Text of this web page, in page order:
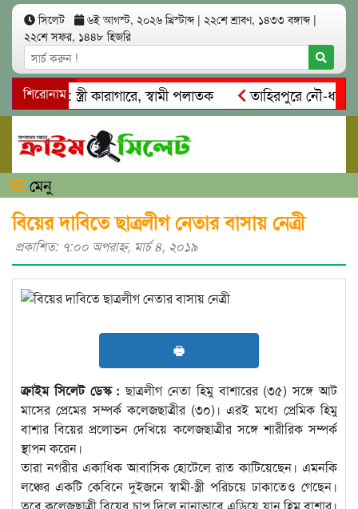
সিলেট ৬ই আগস্ট, ২০২৬ খ্রিস্টাব্দ | ২২শে শ্রাবণ, ১৪৩৩ বঙ্গাব্দ |
২২শে সফর, ১৪৪৮ হিজরি
শিরোনাম
স্ত্রী কারাগারে, স্বামী পলাতক
তাহিরপুরে নৌ-ধর্মঘট
মারধর
নগরীতে কোটি টাকার সম্পত্তি দখলের চেষ্টা:
মেনু
বিয়ের দাবিতে ছাত্রলীগ নেতার বাসায় নেত্রী
প্রকাশিত: ৭:০০ অপরাহ্ণ, মার্চ ৪, ২০১৯
🖶
ক্রাইম সিলেট ডেস্ক : ছাত্রলীগ নেতা হিমু বাশারের (৩৫) সঙ্গে আট
মাসের প্রেমের সম্পর্ক কলেজছাত্রীর (৩০)। এরই মধ্যে প্রেমিক হিমু
বাশার বিয়ের প্রলোভন দেখিয়ে কলেজছাত্রীর সঙ্গে শারীরিক সম্পর্ক
স্থাপন করেন।
তারা নগরীর একাধিক আবাসিক হোটেলে রাত কাটিয়েছেন। এমনকি
লঞ্চের একটি কেবিনে দুইজনে স্বামী-স্ত্রী পরিচয়ে ঢাকাতেও গেছেন।
তবে কলেজছাত্রী বিয়ের চাপ দিলে নানাভাবে এড়িয়ে যান হিমু বাশার।